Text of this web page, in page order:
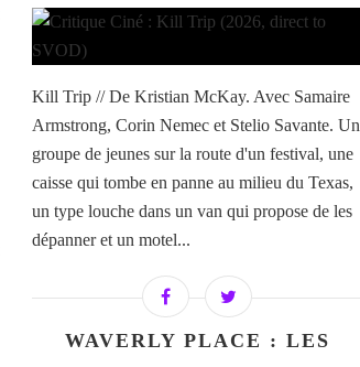
Kill Trip // De Kristian McKay. Avec Samaire
Armstrong, Corin Nemec et Stelio Savante. Un
groupe de jeunes sur la route d'un festival, une
caisse qui tombe en panne au milieu du Texas,
un type louche dans un van qui propose de les
dépanner et un motel...
WAVERLY PLACE : LES